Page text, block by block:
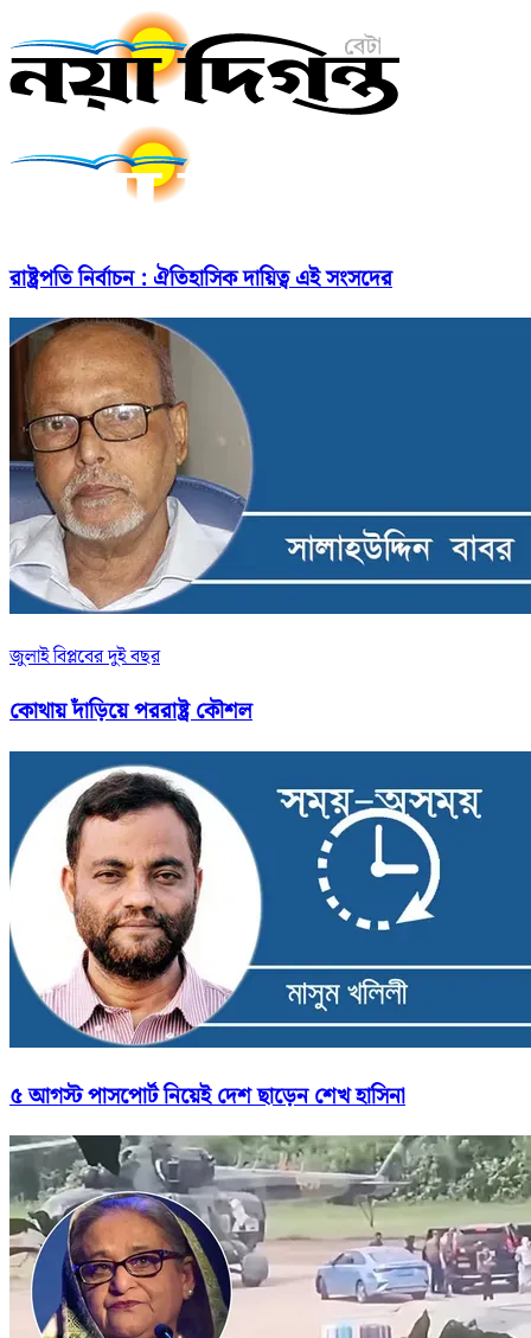
রাষ্ট্রপতি নির্বাচন : ঐতিহাসিক দায়িত্ব এই সংসদের
জুলাই বিপ্লবের দুই বছর
কোথায় দাঁড়িয়ে পররাষ্ট্র কৌশল
৫ আগস্ট পাসপোর্ট নিয়েই দেশ ছাড়েন শেখ হাসিনা